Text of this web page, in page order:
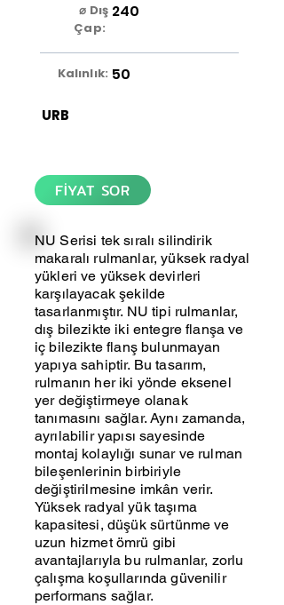
⌀ Dış
Çap:
240
Kalınlık: 50
URB
FİYAT SOR
NU Serisi tek sıralı silindirik
makaralı rulmanlar, yüksek radyal
yükleri ve yüksek devirleri
karşılayacak şekilde
tasarlanmıştır. NU tipi rulmanlar,
dış bilezikte iki entegre flanşa ve
iç bilezikte flanş bulunmayan
yapıya sahiptir. Bu tasarım,
rulmanın her iki yönde eksenel
yer değiştirmeye olanak
tanımasını sağlar. Aynı zamanda,
ayrılabilir yapısı sayesinde
montaj kolaylığı sunar ve rulman
bileşenlerinin birbiriyle
değiştirilmesine imkân verir.
Yüksek radyal yük taşıma
kapasitesi, düşük sürtünme ve
uzun hizmet ömrü gibi
avantajlarıyla bu rulmanlar, zorlu
çalışma koşullarında güvenilir
performans sağlar.